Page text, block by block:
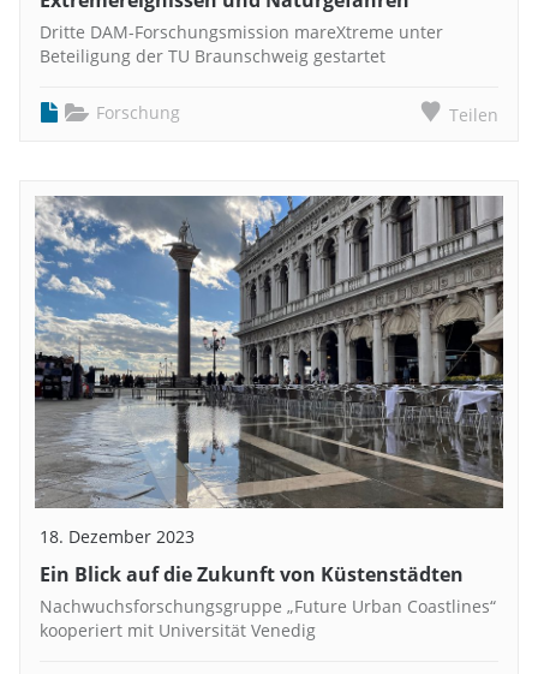
Dritte DAM-Forschungsmission mareXtreme unter
Beteiligung der TU Braunschweig gestartet
Forschung Teilen
18. Dezember 2023
Ein Blick auf die Zukunft von Küstenstädten
Nachwuchsforschungsgruppe „Future Urban Coastlines“
kooperiert mit Universität Venedig